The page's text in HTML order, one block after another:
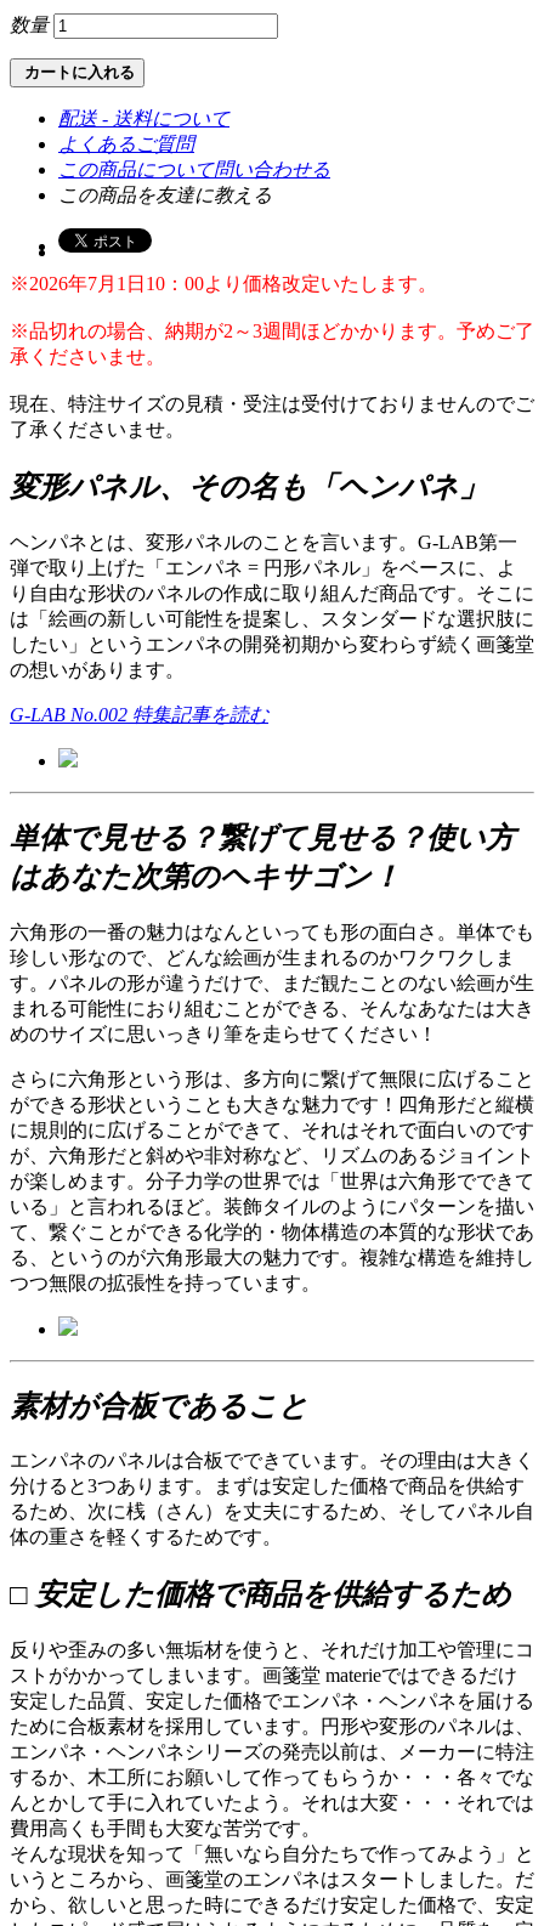
数量
カートに入れる
配送 - 送料について
よくあるご質問
この商品について問い合わせる
この商品を友達に教える
※2026年7月1日10：00より価格改定いたします。
※品切れの場合、納期が2～3週間ほどかかります。予めご了
承くださいませ。
現在、特注サイズの見積・受注は受付けておりませんのでご
了承くださいませ。
変形パネル、その名も「ヘンパネ」
ヘンパネとは、変形パネルのことを言います。G-LAB第一
弾で取り上げた「エンパネ = 円形パネル」をベースに、よ
り自由な形状のパネルの作成に取り組んだ商品です。そこに
は「絵画の新しい可能性を提案し、スタンダードな選択肢に
したい」というエンパネの開発初期から変わらず続く画箋堂
の想いがあります。
G-LAB No.002 特集記事を読む
単体で見せる？繋げて見せる？使い方
はあなた次第のヘキサゴン！
六角形の一番の魅力はなんといっても形の面白さ。単体でも
珍しい形なので、どんな絵画が生まれるのかワクワクしま
す。パネルの形が違うだけで、まだ観たことのない絵画が生
まれる可能性におり組むことができる、そんなあなたは大き
めのサイズに思いっきり筆を走らせてください！
さらに六角形という形は、多方向に繋げて無限に広げること
ができる形状ということも大きな魅力です！四角形だと縦横
に規則的に広げることができて、それはそれで面白いのです
が、六角形だと斜めや非対称など、リズムのあるジョイント
が楽しめます。分子力学の世界では「世界は六角形でできて
いる」と言われるほど。装飾タイルのようにパターンを描い
て、繋ぐことができる化学的・物体構造の本質的な形状であ
る、というのが六角形最大の魅力です。複雑な構造を維持し
つつ無限の拡張性を持っています。
素材が合板であること
エンパネのパネルは合板でできています。その理由は大きく
分けると3つあります。まずは安定した価格で商品を供給す
るため、次に桟（さん）を丈夫にするため、そしてパネル自
体の重さを軽くするためです。
□ 安定した価格で商品を供給するため
反りや歪みの多い無垢材を使うと、それだけ加工や管理にコ
ストがかかってしまいます。画箋堂 materieではできるだけ
安定した品質、安定した価格でエンパネ・ヘンパネを届ける
ために合板素材を採用しています。円形や変形のパネルは、
エンパネ・ヘンパネシリーズの発売以前は、メーカーに特注
するか、木工所にお願いして作ってもらうか・・・各々でな
んとかして手に入れていたよう。それは大変・・・それでは
費用高くも手間も大変な苦労です。
そんな現状を知って「無いなら自分たちで作ってみよう」と
いうところから、画箋堂のエンパネはスタートしました。だ
から、欲しいと思った時にできるだけ安定した価格で、安定